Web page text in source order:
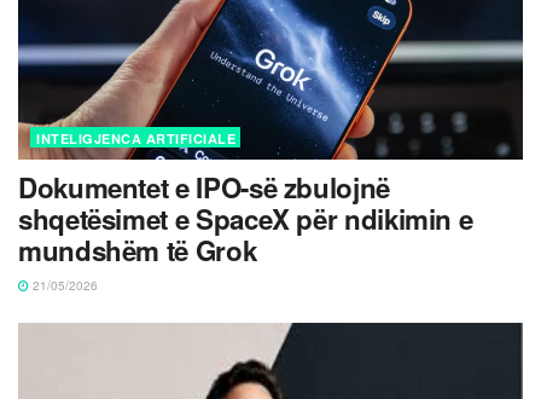
INTELIGJENCA ARTIFICIALE
Dokumentet e IPO-së zbulojnë
shqetësimet e SpaceX për ndikimin e
mundshëm të Grok
21/05/2026